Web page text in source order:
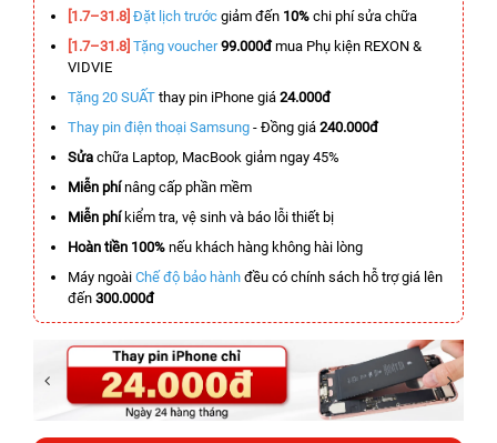
[1.7–31.8] Đặt lịch trước giảm đến 10% chi phí sửa chữa
[1.7–31.8] Tặng voucher 99.000đmua Phụ kiện REXON &
VIDVIE
Tặng 20 SUẤT thay pin iPhone giá 24.000đ
Thay pin điện thoại Samsung - Đồng giá 240.000đ
Sửa chữa Laptop, MacBook giảm ngay 45%
Miễn phínâng cấp phần mềm
Miễn phíkiểm tra, vệ sinh và báo lỗi thiết bị
Hoàn tiền 100% nếu khách hàng không hài lòng
Máy ngoài Chế độ bảo hành đều có chính sách hỗ trợ giá lên
đến 300.000đ